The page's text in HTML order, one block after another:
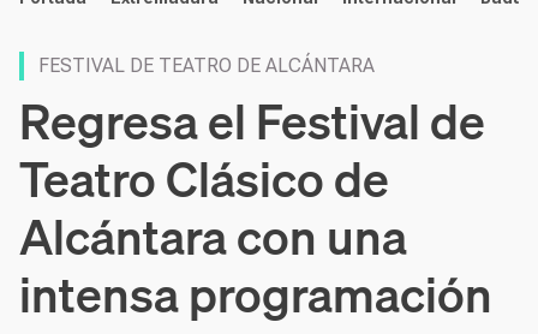
FESTIVAL DE TEATRO DE ALCÁNTARA
Regresa el Festival de
Teatro Clásico de
Alcántara con una
intensa programación